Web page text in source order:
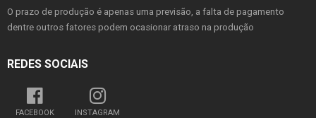
O prazo de produção é apenas uma previsão, a falta de pagamento
dentre outros fatores podem ocasionar atraso na produção
REDES SOCIAIS
FACEBOOK INSTAGRAM